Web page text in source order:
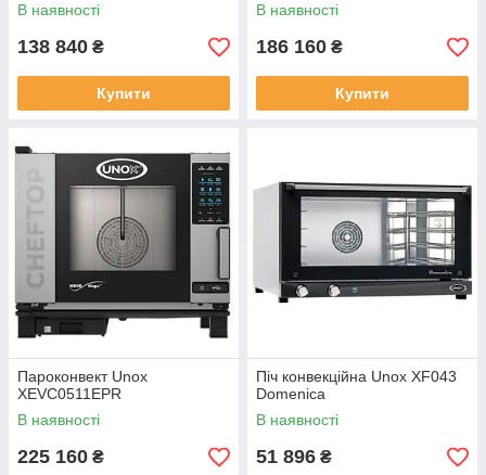
В наявності
138 840 ₴
Купити
В наявності
186 160 ₴
Купити
Пароконвект Unox
XEVC0511EPR
В наявності
225 160 ₴
Піч конвекційна Unox XF043
Domenica
В наявності
51 896 ₴